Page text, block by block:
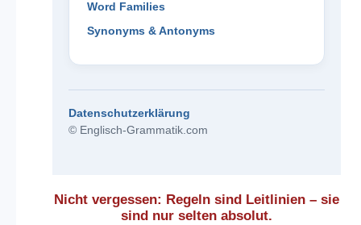
Word Families
Synonyms & Antonyms
Datenschutzerklärung
© Englisch-Grammatik.com
Nicht vergessen: Regeln sind Leitlinien – sie
sind nur selten absolut.